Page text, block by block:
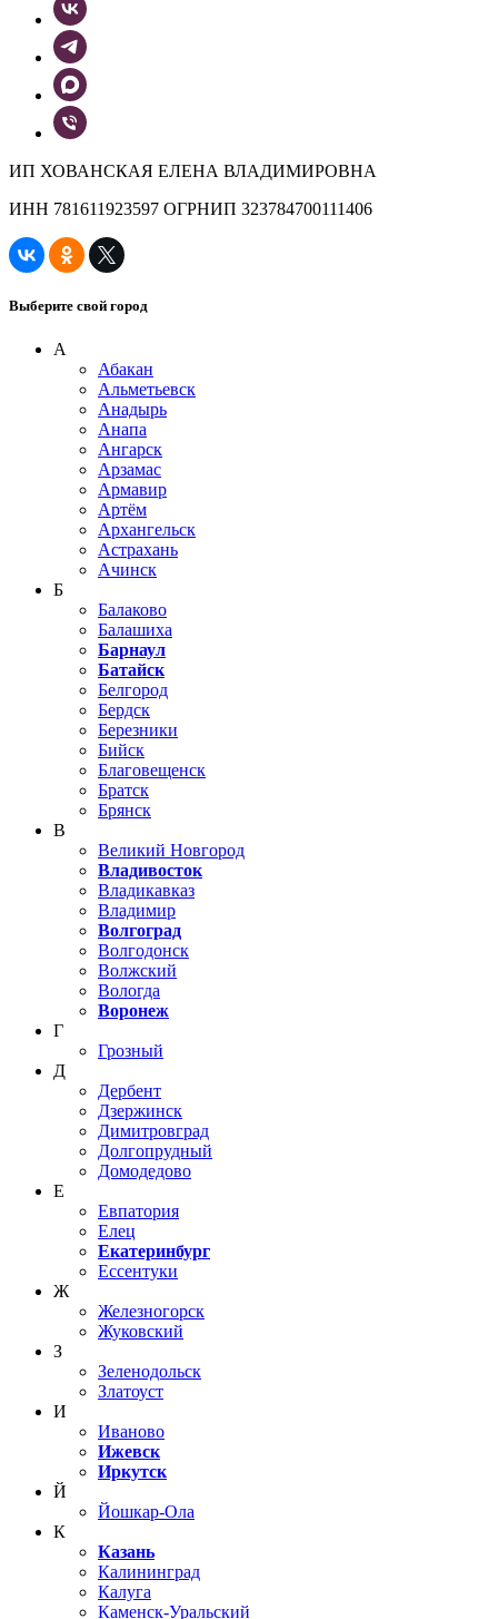
ИП ХОВАНСКАЯ ЕЛЕНА ВЛАДИМИРОВНА
ИНН 781611923597 ОГРНИП 323784700111406
Выберите свой город
А
Абакан
Альметьевск
Анадырь
Анапа
Ангарск
Арзамас
Армавир
Артём
Архангельск
Астрахань
Ачинск
Б
Балаково
Балашиха
Барнаул
Батайск
Белгород
Бердск
Березники
Бийск
Благовещенск
Братск
Брянск
В
Великий Новгород
Владивосток
Владикавказ
Владимир
Волгоград
Волгодонск
Волжский
Вологда
Воронеж
Г
Грозный
Д
Дербент
Дзержинск
Димитровград
Долгопрудный
Домодедово
Е
Евпатория
Елец
Екатеринбург
Ессентуки
Ж
Железногорск
Жуковский
З
Зеленодольск
Златоуст
И
Иваново
Ижевск
Иркутск
Й
Йошкар-Ола
К
Казань
Калининград
Калуга
Каменск-Уральский